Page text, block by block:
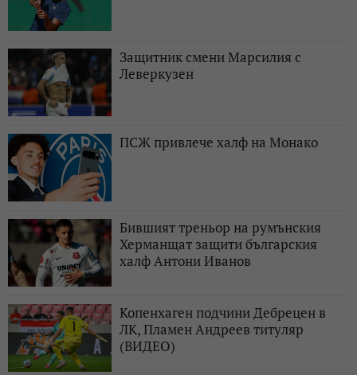
Защитник смени Марсилия с
Леверкузен
ПСЖ привлече халф на Монако
Бившият треньор на румънския
Херманщат защити българския
халф Антони Иванов
Копенхаген подчини Дебрецен в
ЛК, Пламен Андреев титуляр
(ВИДЕО)